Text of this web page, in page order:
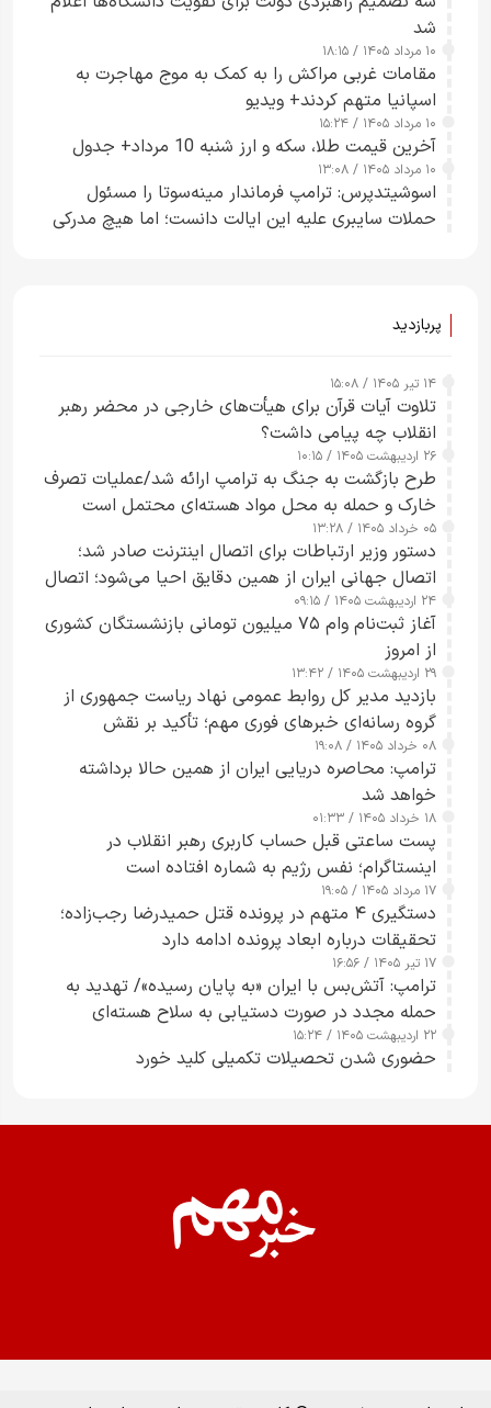
شد
۱۰ مرداد ۱۴۰۵ / ۱۸:۱۵
مقامات غربی مراکش را به کمک به موج مهاجرت به
اسپانیا متهم کردند+ ویدیو
۱۰ مرداد ۱۴۰۵ / ۱۵:۲۴
آخرین قیمت طلا، سکه و ارز شنبه 10 مرداد+ جدول
۱۰ مرداد ۱۴۰۵ / ۱۳:۰۸
اسوشیتدپرس: ترامپ فرماندار مینه‌سوتا را مسئول
حملات سایبری علیه این ایالت دانست؛ اما هیچ مدرکی
پربازدید
۱۴ تیر ۱۴۰۵ / ۱۵:۰۸
تلاوت آیات قرآن برای هیأت‌های خارجی در محضر رهبر
انقلاب چه پیامی داشت؟
۲۶ اردیبهشت ۱۴۰۵ / ۱۰:۱۵
طرح‌ بازگشت به جنگ به ترامپ ارائه شد/عملیات تصرف
خارک و حمله به محل مواد هسته‌ای محتمل است
۰۵ خرداد ۱۴۰۵ / ۱۳:۲۸
دستور وزیر ارتباطات برای اتصال اینترنت صادر شد؛
اتصال جهانی ایران از همین دقایق احیا می‌شود؛ اتصال
کامل مردم تا ۲۴ ساعت آینده
۲۴ اردیبهشت ۱۴۰۵ / ۰۹:۱۵
آغاز ثبت‌نام وام ۷۵ میلیون تومانی بازنشستگان کشوری
از امروز
۲۹ اردیبهشت ۱۴۰۵ / ۱۳:۴۲
بازدید مدیر کل روابط عمومی نهاد ریاست جمهوری از
گروه رسانه‌ای خبرهای فوری مهم؛ تأکید بر نقش
رسانه‌های هوشمند و مسئول در ارتقای آگاهی عمومی
۰۸ خرداد ۱۴۰۵ / ۱۹:۰۸
ترامپ: محاصره دریایی ایران از همین حالا برداشته
خواهد شد
۱۸ خرداد ۱۴۰۵ / ۰۱:۳۳
پست ساعتی قبل حساب کاربری رهبر انقلاب در
اینستاگرام؛ نفس رژیم به شماره افتاده است​
۱۷ مرداد ۱۴۰۵ / ۱۹:۰۵
دستگیری ۴ متهم در پرونده قتل حمیدرضا رجب‌زاده؛
تحقیقات درباره ابعاد پرونده ادامه دارد
۱۷ تیر ۱۴۰۵ / ۱۶:۵۶
ترامپ: آتش‌بس با ایران «به پایان رسیده»/ تهدید به
حمله مجدد در صورت دستیابی به سلاح هسته‌ای
۲۲ اردیبهشت ۱۴۰۵ / ۱۵:۲۴
حضوری شدن تحصیلات تکمیلی کلید خورد